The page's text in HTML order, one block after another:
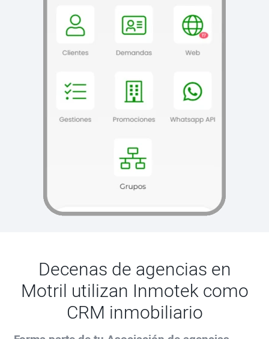
Decenas de agencias en
Motril utilizan Inmotek como
CRM inmobiliario